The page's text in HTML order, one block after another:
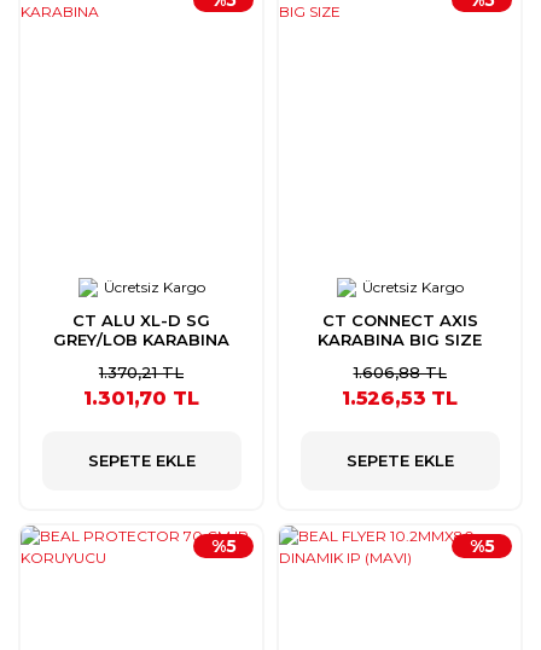
Ücretsiz Kargo
CT ALU XL-D SG
GREY/LOB KARABINA
1.370,21 TL
1.301,70 TL
SEPETE EKLE
Ücretsiz Kargo
CT CONNECT AXIS
KARABINA BIG SIZE
1.606,88 TL
1.526,53 TL
SEPETE EKLE
%5 %5